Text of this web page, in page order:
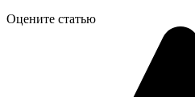
Оцените статью